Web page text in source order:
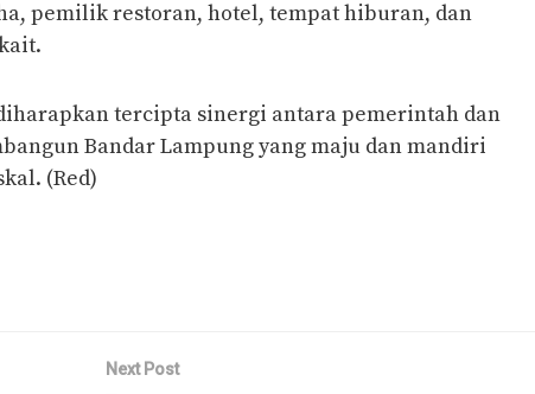
pemilik restoran, hotel, tempat hiburan, dan
tercipta sinergi antara pemerintah dan
Bandar Lampung yang maju dan mandiri
(Red)
Next Post